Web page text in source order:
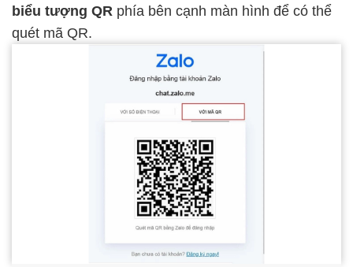
biểu tượng QR phía bên cạnh màn hình để có thể
quét mã QR.